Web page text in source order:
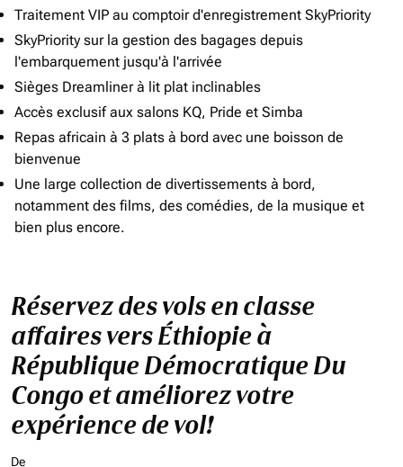
Traitement VIP au comptoir d'enregistrement SkyPriority
SkyPriority sur la gestion des bagages depuis
l'embarquement jusqu'à l'arrivée
Sièges Dreamliner à lit plat inclinables
Accès exclusif aux salons KQ, Pride et Simba
Repas africain à 3 plats à bord avec une boisson de
bienvenue
Une large collection de divertissements à bord,
notamment des films, des comédies, de la musique et
bien plus encore.
Réservez des vols en classe
affaires vers Éthiopie à
République Démocratique Du
Congo et améliorez votre
expérience de vol!
De